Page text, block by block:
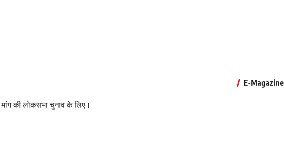
की लोकसभा चुनाव के लिए।
E-Magazine